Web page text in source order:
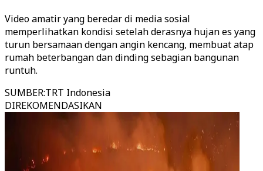
Video amatir yang beredar di media sosial
memperlihatkan kondisi setelah derasnya hujan es yang
turun bersamaan dengan angin kencang, membuat atap
rumah beterbangan dan dinding sebagian bangunan
runtuh.
SUMBER:TRT Indonesia
DIREKOMENDASIKAN